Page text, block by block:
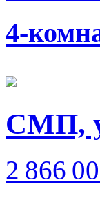
4-
СМП,
2 866